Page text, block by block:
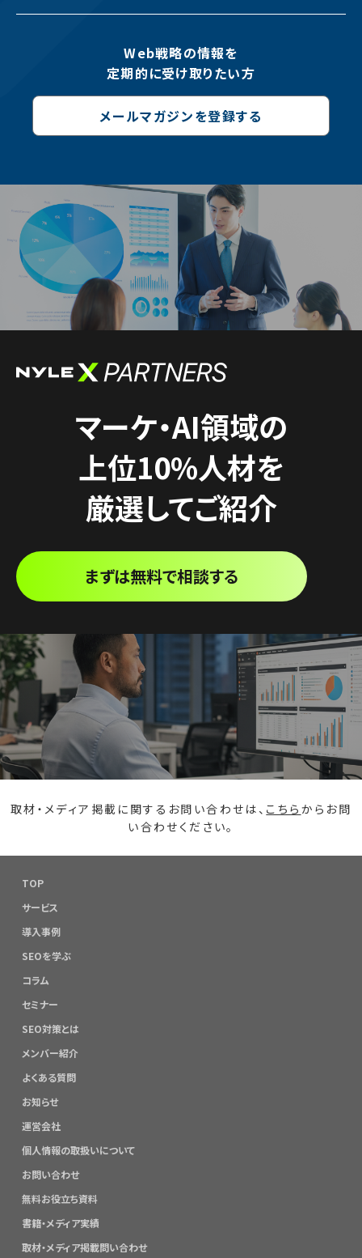
Web戦略の情報を
定期的に受け取りたい方
メールマガジンを登録する
マーケ・AI領域の
上位10%人材を
厳選してご紹介
まずは無料で相談する
取材・メディア掲載に関するお問い合わせは、 こちら からお問
い合わせください。
TOP
サービス
導入事例
SEOを学ぶ
コラム
セミナー
SEO対策とは
メンバー紹介
よくある質問
お知らせ
運営会社
個人情報の取扱いについて
お問い合わせ
無料お役立ち資料
書籍・メディア実績
取材・メディア掲載問い合わせ